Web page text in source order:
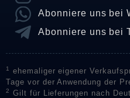
Abonniere uns bei
Abonniere uns bei
1
ehemaliger eigener
Tage vor der Anwendung der
2
Gilt für Lieferungen nach